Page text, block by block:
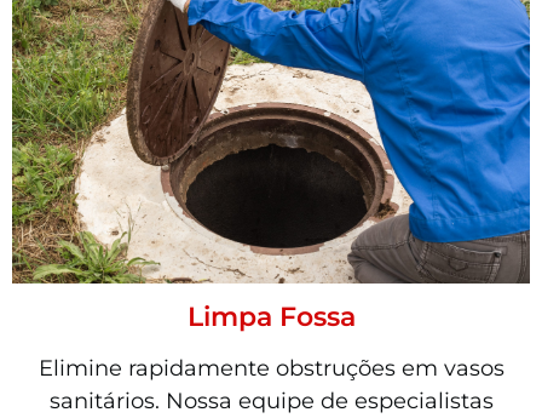
Limpa Fossa
Elimine rapidamente obstruções em vasos
sanitários. Nossa equipe de especialistas